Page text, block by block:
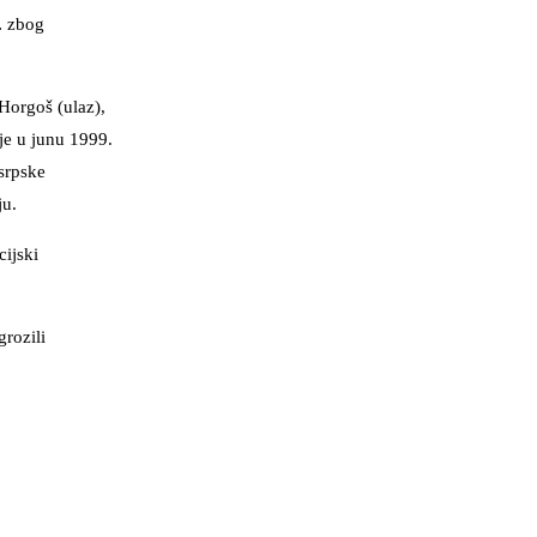
zbog
(ulaz),
u junu 1999.